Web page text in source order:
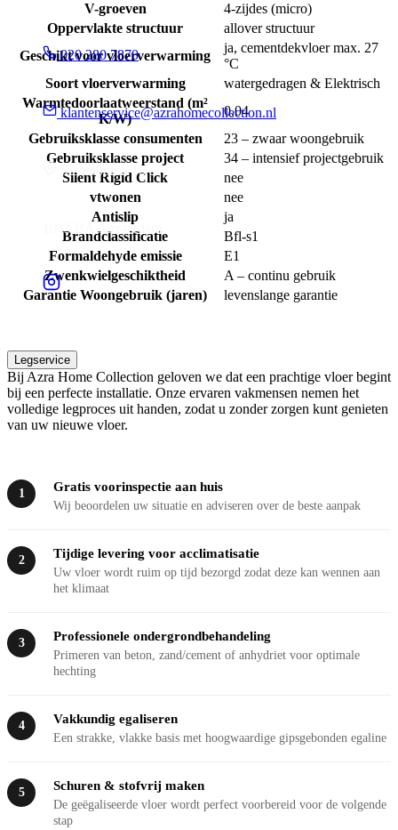
020 280 7870
klantenservice@azrahomecollection.nl
Sierenborch 10
1043 BA Amsterdam
V-groeven
4-zijdes (micro)
Oppervlakte structuur
allover structuur
Geschikt voor vloerverwarming
ja, cementdekvloer max. 27
°C
Soort vloerverwarming
watergedragen & Elektrisch
Warmtedoorlaatweerstand (m²
K/W)
0,04
Gebruiksklasse consumenten
23 – zwaar woongebruik
Gebruiksklasse project
34 – intensief projectgebruik
Silent Rigid Click
nee
vtwonen
nee
Antislip
ja
Brandclassificatie
Bfl-s1
Formaldehyde emissie
E1
Zwenkwielgeschiktheid
A – continu gebruik
Garantie Woongebruik (jaren)
levenslange garantie
Legservice
Bij Azra Home Collection geloven we dat een prachtige vloer begint
bij een perfecte installatie. Onze ervaren vakmensen nemen het
volledige legproces uit handen, zodat u zonder zorgen kunt genieten
van uw nieuwe vloer.
1 Gratis voorinspectie aan huis
Wij beoordelen uw situatie en adviseren over de beste aanpak
2 Tijdige levering voor acclimatisatie
Uw vloer wordt ruim op tijd bezorgd zodat deze kan wennen aan
het klimaat
3 Professionele ondergrondbehandeling
Primeren van beton, zand/cement of anhydriet voor optimale
hechting
4 Vakkundig egaliseren
Een strakke, vlakke basis met hoogwaardige gipsgebonden egaline
5 Schuren & stofvrij maken
De geëgaliseerde vloer wordt perfect voorbereid voor de volgende
stap